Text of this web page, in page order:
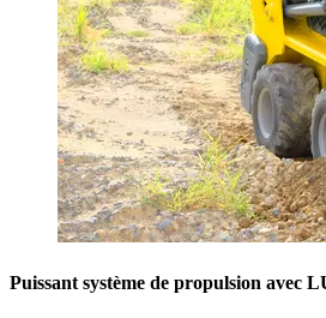
Puissant système de propulsion avec